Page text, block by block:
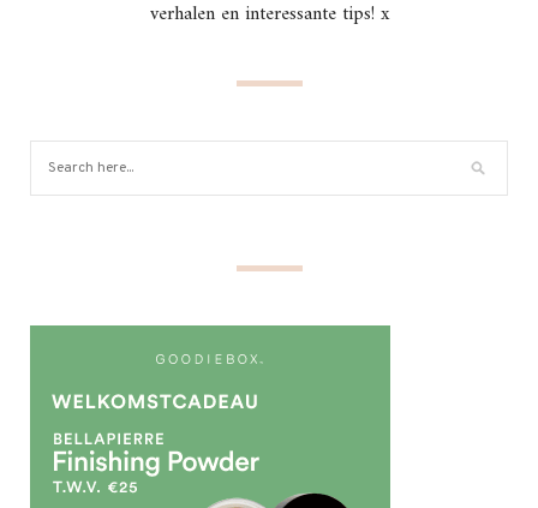
verhalen en interessante tips! x